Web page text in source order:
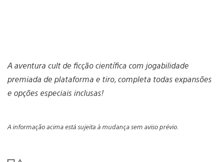
A aventura cult de ficção científica com jogabilidade
premiada de plataforma e tiro, completa todas expansões
e opções especiais inclusas!
A informação acima está sujeita à mudança sem aviso prévio.